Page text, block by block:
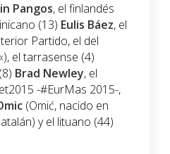
Pangos, el finlandés
(13) Eulis Báez, el
Partido, el del
el tarrasense (4)
Brad Newley, el
-#EurMas 2015-,
(Omić, nacido en
y el lituano (44)